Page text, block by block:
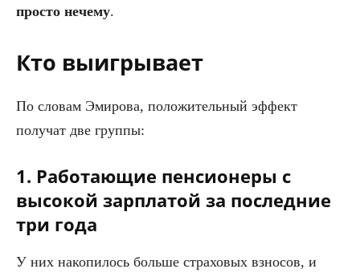
просто нечему.
Кто выигрывает
По словам Эмирова, положительный эффект
получат две группы:
1. Работающие пенсионеры с
высокой зарплатой за последние
три года
У них накопилось больше страховых взносов, и